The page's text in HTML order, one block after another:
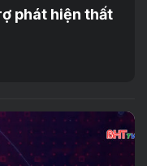
phát hiện thất